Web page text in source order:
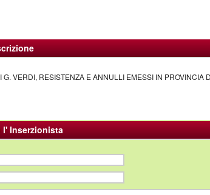
VERDI, RESISTENZA E ANNULLI EMESSI IN PROVINCIA
Inserzionista